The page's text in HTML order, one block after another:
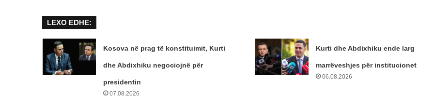
LEXO EDHE:
Kosova në prag të konstituimit, Kurti
dhe Abdixhiku negociojnë për
presidentin
07.08.2026
Kurti dhe Abdixhiku ende larg
marrëveshjes për institucionet
06.08.2026